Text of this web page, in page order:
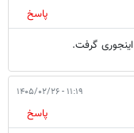
پاسخ
گرفت.
۱۱:۱۹ - ۱۴۰۵/۰۲/۲۶
پاسخ